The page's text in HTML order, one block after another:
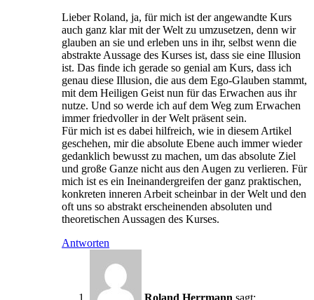
Lieber Roland, ja, für mich ist der angewandte Kurs
auch ganz klar mit der Welt zu umzusetzen, denn wir
glauben an sie und erleben uns in ihr, selbst wenn die
abstrakte Aussage des Kurses ist, dass sie eine Illusion
ist. Das finde ich gerade so genial am Kurs, dass ich
genau diese Illusion, die aus dem Ego-Glauben stammt,
mit dem Heiligen Geist nun für das Erwachen aus ihr
nutze. Und so werde ich auf dem Weg zum Erwachen
immer friedvoller in der Welt präsent sein.
Für mich ist es dabei hilfreich, wie in diesem Artikel
geschehen, mir die absolute Ebene auch immer wieder
gedanklich bewusst zu machen, um das absolute Ziel
und große Ganze nicht aus den Augen zu verlieren. Für
mich ist es ein Ineinandergreifen der ganz praktischen,
konkreten inneren Arbeit scheinbar in der Welt und den
oft uns so abstrakt erscheinenden absoluten und
theoretischen Aussagen des Kurses.
Antworten
Roland Herrmann sagt: